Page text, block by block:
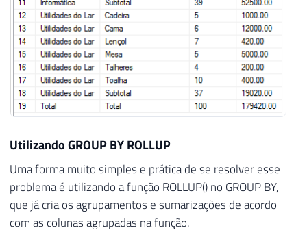
33
34
35
36
37
38
39
41
42
43
44
'Total'
Ds_Categoria
,
'Total'
Ds_Produto
COUNT
Qt_Vendas
SUM(B.
Vl_Total
FROM
JOIN #Produtos B ON A.Cd_Produto
)
ORDER BY
(CASE WHEN A.Ds_Categoria = 'Total'
    A
.Ds_Categoria ,
WHEN Ds_Produto
Ds_Produto
Utilizando GROUP BY ROLLUP
Uma forma muito simples e prática de se resolver esse
problema é utilizando a função ROLLUP() no GROUP BY,
que já cria os agrupamentos e sumarizações de acordo
com as colunas agrupadas na função.